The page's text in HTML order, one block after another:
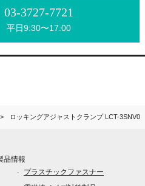
03-3727-7721
平日9:30〜17:00
ロッキングアジャストクランプ LCT-3SNV0
品情報
プラスチックファスナー